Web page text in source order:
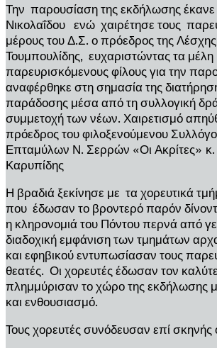
Την παρουσίαση της εκδήλωσης
Νικολαΐδου ενώ χαιρέτησε τους
μέρους του Δ.Σ. ο πρόεδρος της
Τουμπουλίδης, ευχαριστώντας τα μέλη
παρευρισκόμενους φίλους για την
αναφέρθηκε στη σημασία της
παράδοσης μέσα από τη συλλογική
συμμετοχή των νέων. Χαιρετισμό
πρόεδρος του φιλοξενούμενου
Επταμύλων Ν. Σερρών «Οι Ακρίτες»
Καρυπίδης
Η βραδιά ξεκίνησε με τα χορευτικά
που έδωσαν το βροντερό παρόν
η κληρονομιά του Πόντου περνά από
διαδοχική εμφάνιση των τμημάτων
και εφηβικού εντυπωσίασαν τους
θεατές. Οι χορευτές έδωσαν τον
πλημμύρισαν το χώρο της εκδήλωσης
και ενθουσιασμό.
Τους χορευτές συνόδευσαν επί σκηνής